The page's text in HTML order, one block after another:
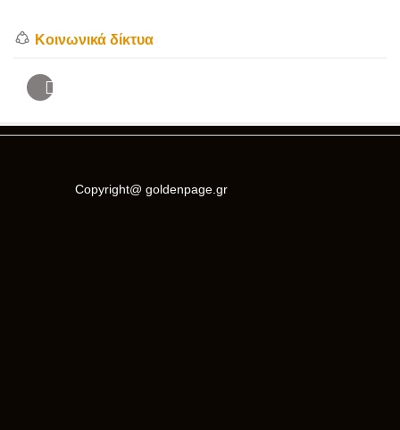
Κοινωνικά δίκτυα
Copyright@ goldenpage.gr